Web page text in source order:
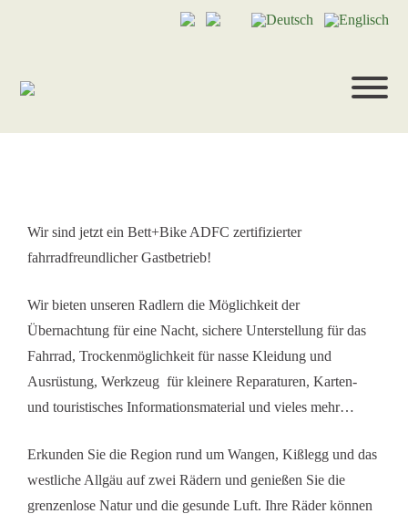
Wir sind jetzt ein Bett+Bike ADFC zertifizierter
fahrradfreundlicher Gastbetrieb!
Wir bieten unseren Radlern die Möglichkeit der
Übernachtung für eine Nacht, sichere Unterstellung für das
Fahrrad, Trockenmöglichkeit für nasse Kleidung und
Ausrüstung, Werkzeug für kleinere Reparaturen, Karten-
und touristisches Informationsmaterial und vieles mehr…
Erkunden Sie die Region rund um Wangen, Kißlegg und das
westliche Allgäu auf zwei Rädern und genießen Sie die
grenzenlose Natur und die gesunde Luft. Ihre Räder können